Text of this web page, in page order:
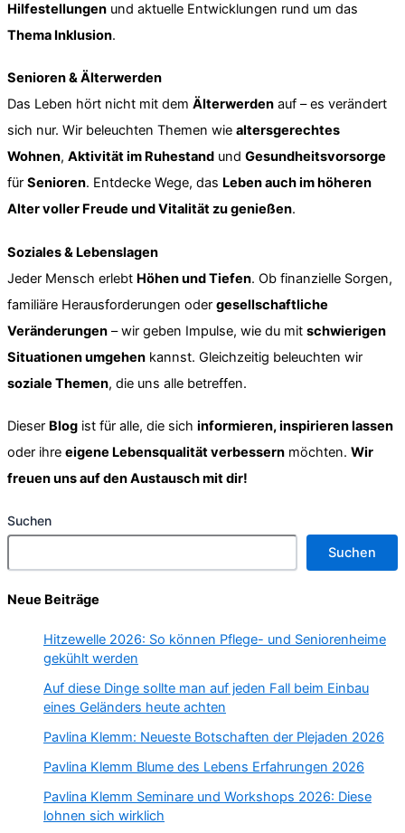
Hilfestellungen und aktuelle Entwicklungen rund um das
Thema Inklusion.
Senioren & Älterwerden
Das Leben hört nicht mit dem Älterwerden auf – es verändert
sich nur. Wir beleuchten Themen wie altersgerechtes
Wohnen, Aktivität im Ruhestand und Gesundheitsvorsorge
für Senioren. Entdecke Wege, das Leben auch im höheren
Alter voller Freude und Vitalität zu genießen.
Soziales & Lebenslagen
Jeder Mensch erlebt Höhen und Tiefen. Ob finanzielle Sorgen,
familiäre Herausforderungen oder gesellschaftliche
Veränderungen – wir geben Impulse, wie du mit schwierigen
Situationen umgehen kannst. Gleichzeitig beleuchten wir
soziale Themen, die uns alle betreffen.
Dieser Blog ist für alle, die sich informieren, inspirieren lassen
oder ihre eigene Lebensqualität verbessern möchten. Wir
freuen uns auf den Austausch mit dir!
Suchen
Suchen
Neue Beiträge
Hitzewelle 2026: So können Pflege- und Seniorenheime
gekühlt werden
Auf diese Dinge sollte man auf jeden Fall beim Einbau
eines Geländers heute achten
Pavlina Klemm: Neueste Botschaften der Plejaden 2026
Pavlina Klemm Blume des Lebens Erfahrungen 2026
Pavlina Klemm Seminare und Workshops 2026: Diese
lohnen sich wirklich